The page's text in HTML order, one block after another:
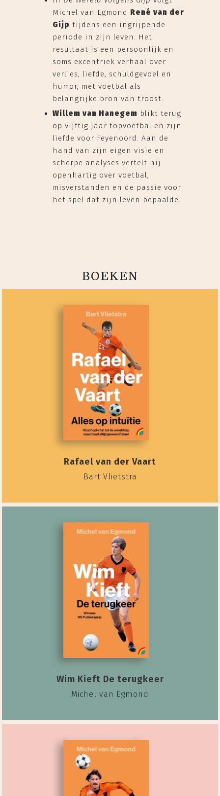
Michel van Egmond René van der
Gijp tijdens een ingrijpende
periode in zijn leven. Het
resultaat is een persoonlijk en
soms excentriek verhaal over
verlies, liefde, schuldgevoel en
humor, met voetbal als
belangrijke bron van troost.
Willem van Hanegem blikt terug
op vijftig jaar topvoetbal en zijn
liefde voor Feyenoord. Aan de
hand van zijn eigen visie en
scherpe analyses vertelt hij
openhartig over voetbal,
misverstanden en de passie voor
het spel dat zijn leven bepaalde.
BOEKEN
Rafael van der Vaart
Bart Vlietstra
Wim Kieft De terugkeer
Michel van Egmond